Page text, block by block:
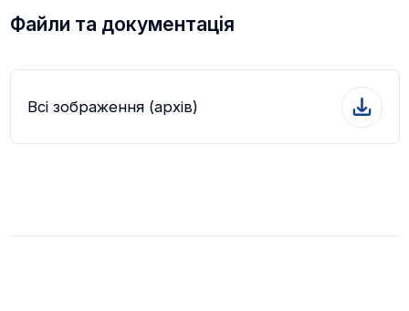
Файли та документація
Всі зображення (архів)